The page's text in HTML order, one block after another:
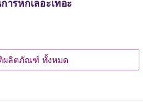
รหกเลอะเทอะ
ผลิตภัณฑ์ ทั้งหมด